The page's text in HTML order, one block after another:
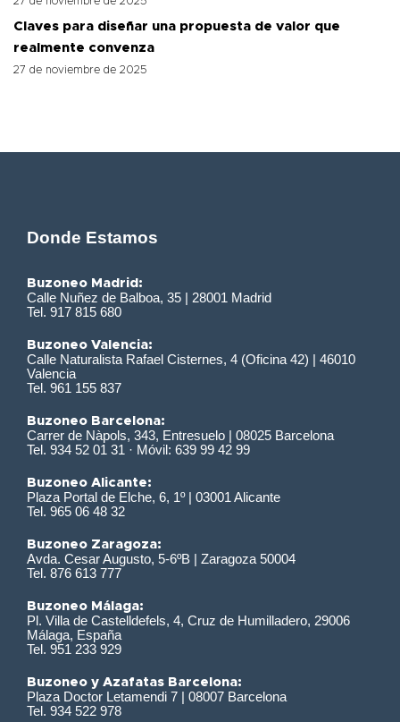
Claves para diseñar una propuesta de valor que
realmente convenza
27 de noviembre de 2025
Donde Estamos
Buzoneo Madrid:
Calle Nuñez de Balboa, 35 | 28001 Madrid
Tel. 917 815 680
Buzoneo Valencia:
Calle Naturalista Rafael Cisternes, 4 (Oficina 42) | 46010
Valencia
Tel. 961 155 837
Buzoneo Barcelona:
Carrer de Nàpols, 343, Entresuelo | 08025 Barcelona
Tel. 934 52 01 31 · Móvil: 639 99 42 99
Buzoneo Alicante:
Plaza Portal de Elche, 6, 1º | 03001 Alicante
Tel. 965 06 48 32
Buzoneo Zaragoza:
Avda. Cesar Augusto, 5-6ºB | Zaragoza 50004
Tel. 876 613 777
Buzoneo Málaga:
Pl. Villa de Castelldefels, 4, Cruz de Humilladero, 29006
Málaga, España
Tel. 951 233 929
Buzoneo y Azafatas Barcelona:
Plaza Doctor Letamendi 7 | 08007 Barcelona
Tel. 934 522 978